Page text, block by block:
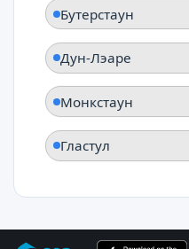
Бутерстаун
Дун-Лэаре
Монкстаун
Гластул